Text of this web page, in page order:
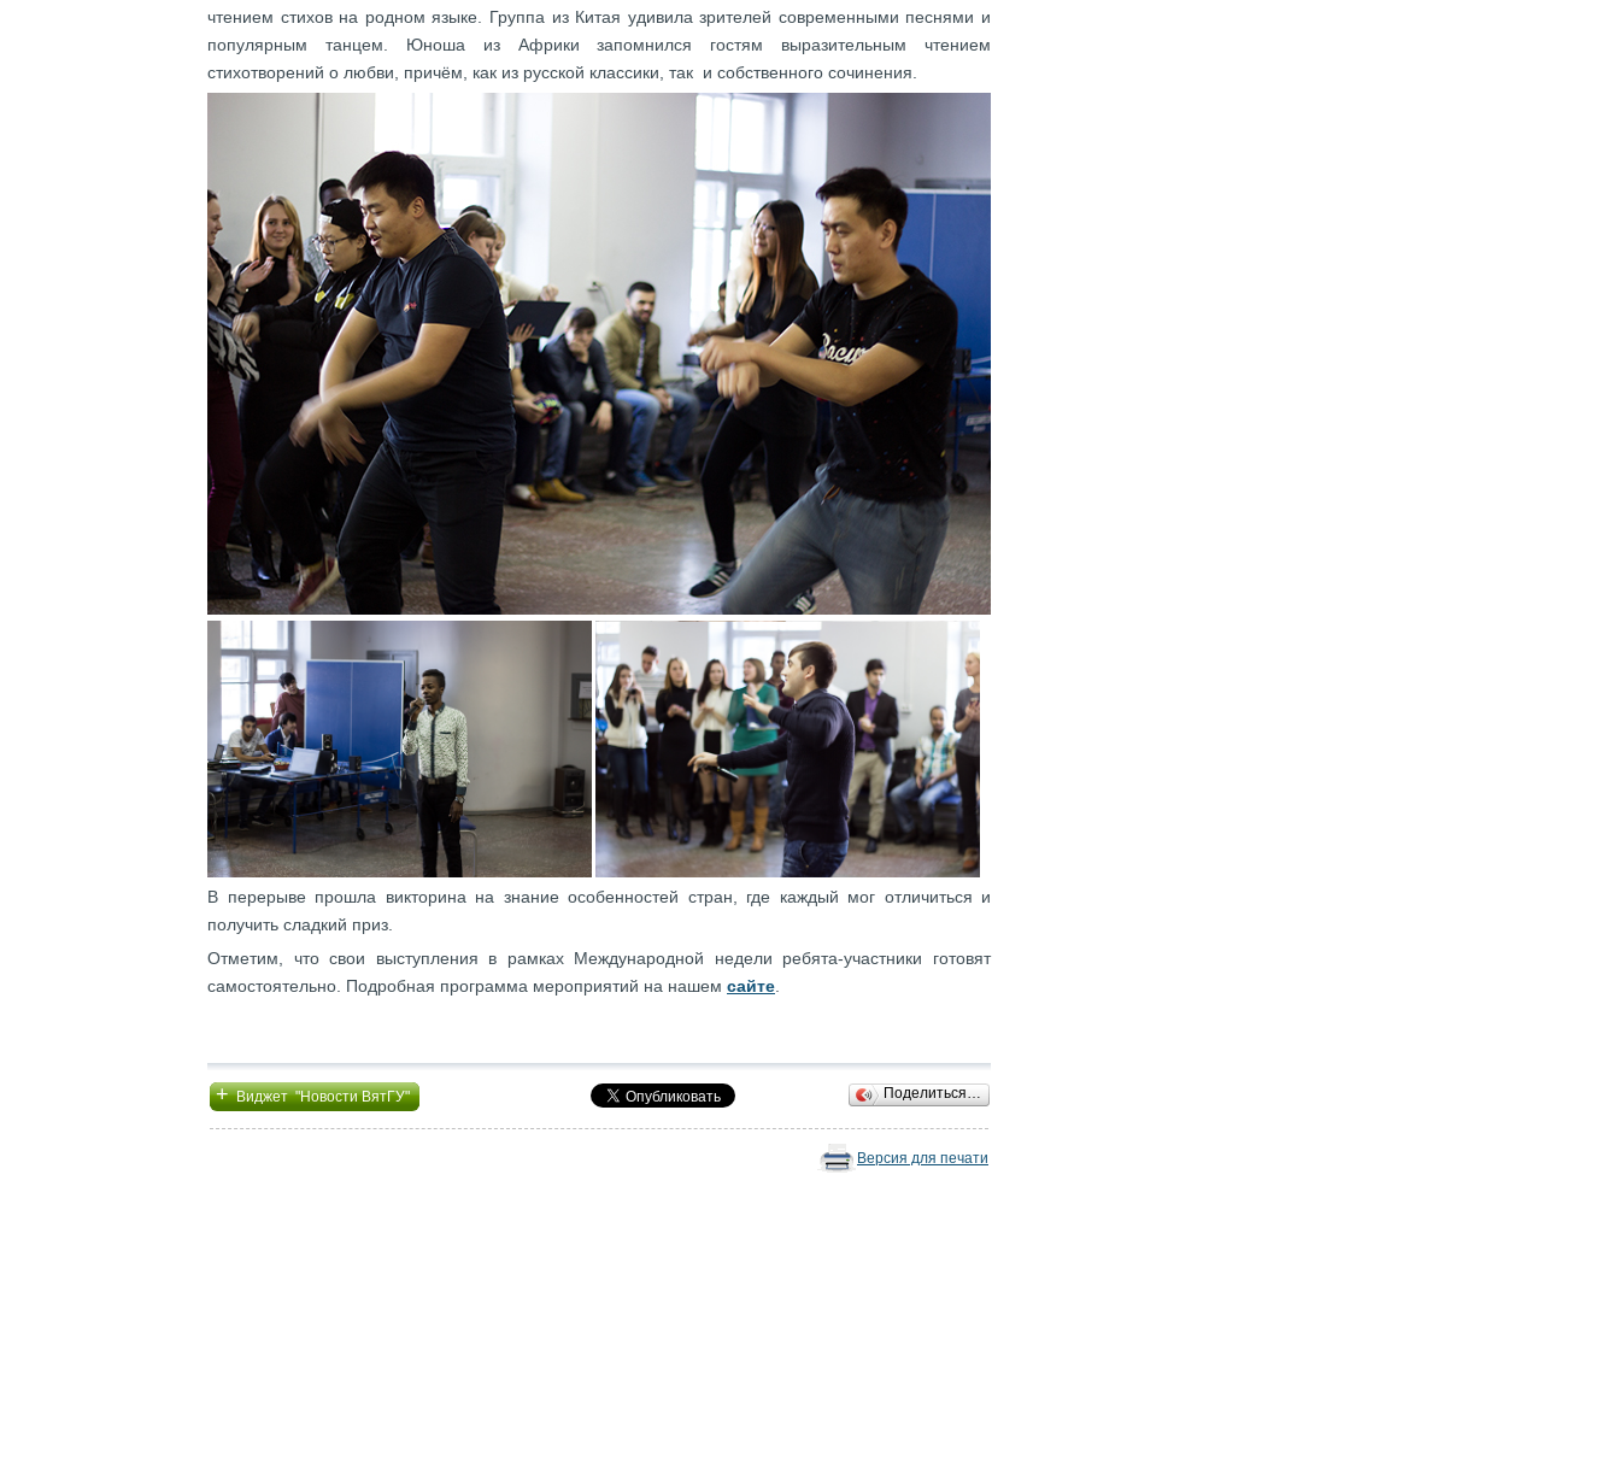
чтением стихов на родном языке. Группа из Китая удивила зрителей современными песнями и
популярным танцем. Юноша из Африки запомнился гостям выразительным чтением
стихотворений о любви, причём, как из русской классики, так и собственного сочинения.
В перерыве прошла викторина на знание особенностей стран, где каждый мог отличиться и
получить сладкий приз.
Отметим, что свои выступления в рамках Международной недели ребята-участники готовят
самостоятельно. Подробная программа мероприятий на нашем сайте
+Виджет "Новости ВятГУ" Поделиться…
Версия для печати